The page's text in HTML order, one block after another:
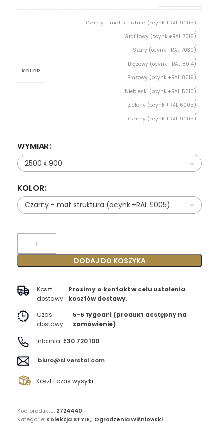
KOLOR
Czarny – mat struktura (ocynk +RAL 9005)
,
Grafitowy (ocynk +RAL 7016)
,
Szary (ocynk +RAL 7030)
,
Brązowy (ocynk +RAL 8014)
,
Brązowy (ocynk +RAL 8019)
,
Niebieski (ocynk +RAL 5010)
,
Zielony (ocynk +RAL 6005)
,
Czarny (ocynk +RAL 9005)
WYMIAR
KOLOR
DODAJ DO KOSZYKA
Koszt
dostawy:
Prosimy o kontakt w celu ustalenia
kosztów dostawy.
Czas
dostawy:
5-6 tygodni (produkt dostępny na
zamówienie)
Infolinia: 530 720 100
biuro@silverstal.com
Koszt i czas wysyłki
Kod produktu: 2724440
Kategorie: Kolekcja STYLE, Ogrodzenia Wiśniowski